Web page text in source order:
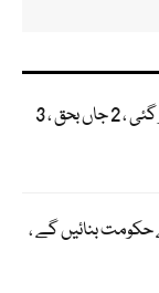
ڈیرہ غازی خان میں گھر کی چھت گر گئی ، 2 جاں بحق ، 3
حکومت بنائیں گے ،